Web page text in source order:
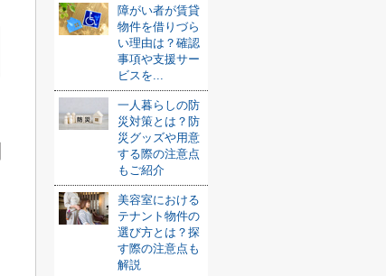
障がい者が賃貸
物件を借りづら
い理由は？確認
事項や支援サー
ビスを...
一人暮らしの防
災対策とは？防
災グッズや用意
する際の注意点
もご紹介
美容室における
テナント物件の
選び方とは？探
す際の注意点も
解説